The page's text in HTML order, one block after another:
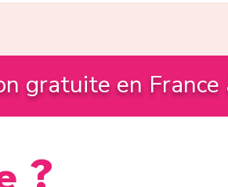
gratuite en